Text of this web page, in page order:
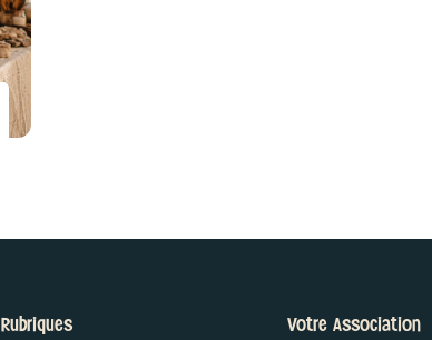
Votre Association